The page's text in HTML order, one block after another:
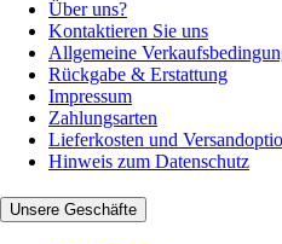
Über uns?
Kontaktieren Sie uns
Allgemeine
Rückgabe & Erstattung
Impressum
Zahlungsarten
Lieferkosten und
Hinweis zum Datenschutz
Unsere Geschäfte